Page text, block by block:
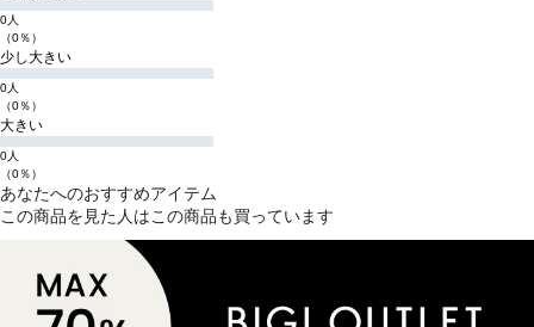
0人
（0％）
少し大きい
0人
（0％）
大きい
0人
（0％）
あなたへのおすすめアイテム
この商品を見た人はこの商品も買っています